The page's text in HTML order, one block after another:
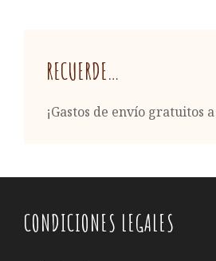
RECUERDE…
¡Gastos de envío gratuitos
CONDICIONES LEGALES